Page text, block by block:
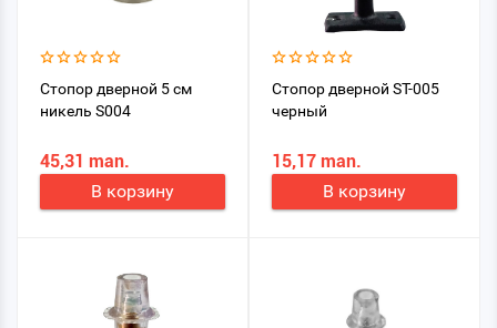
Стопор дверной 5 см
никель S004
45,31 man.
В корзину
Стопор дверной ST-005
черный
15,17 man.
В корзину